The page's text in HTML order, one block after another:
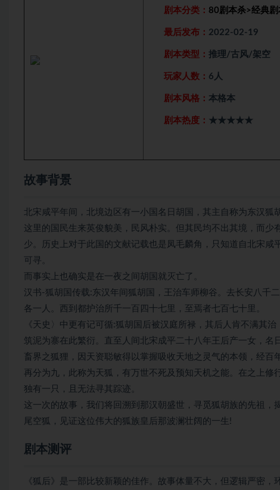
剧本分类： 80剧本杀>经典剧
最后发布： 2022-02-19
剧本类型： 推理/古风/架空
玩家人数： 6人
剧本风格： 本格本
剧本热度： ★★★★★
故事背景
北宋咸平年间，北境边区有一小国名日胡国，其主自称为东汉狐
这里的国民生来英俊貌美，民风朴实。但其民均不出其境，而
少。历史上对于此国的文献记载也是凤毛麟角，只知道自北宋
可寻。
而事实上也确实是在一夜之间胡国就灭亡了。
汉书-狐胡国传载:东汉年间狐胡国，王治车师柳谷。去长安八千
各一人。西到都护治所千一百四十七里，至焉者七百七十里。
《天史〉中更有记可循:狐胡国后被汉庭所禄，其后人肯不满其
筑泥为寨在此繁衍。直至人间北宋成平二十八年王后产一女，
畜界之狐狸，因天资聪敏得以掌握吸收天地之灵气的本领，经
再分为九，此称为天狐，有万世不死及预知天机之能。在之上
独有一只，且无法寻其踪迹。
这一次的故事，我们将回溯到那汉朝盛世，寻觅狐胡族的先祖
尾空狐，见证这位伟大的狐族皇后那波澜壮阔的一生!
剧本测评
《狐后》是一部比较新颖的佳作。故事体量不大，但逻辑严密